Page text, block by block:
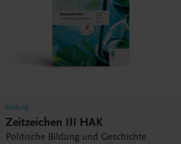
Bildung
Zeitzeichen III HAK
Politische Bildung und Geschichte